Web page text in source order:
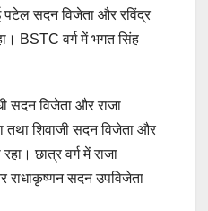
पटेल सदन विजेता और रविंद्र
BSTC वर्ग में भगत सिंह
सदन विजेता और राजा
तथा शिवाजी सदन विजेता और
छात्र वर्ग में राजा
राधाकृष्णन सदन उपविजेता